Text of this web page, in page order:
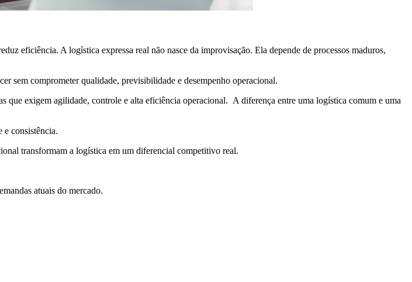
eficiência. A logística expressa real não nasce da improvisação. Ela depende de processos maduros,
sem comprometer qualidade, previsibilidade e desempenho operacional.
que exigem agilidade, controle e alta eficiência operacional. A diferença entre uma logística comum e uma
e consistência.
transformam a logística em um diferencial competitivo real.
atuais do mercado.